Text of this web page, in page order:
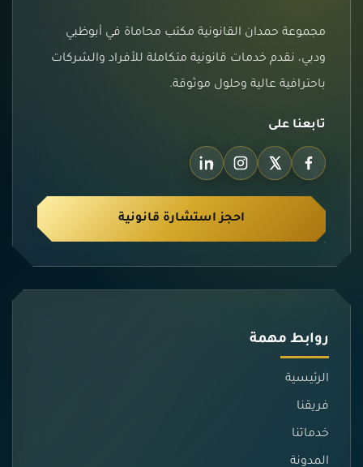
مجموعة حمدان القانونية مكتب محاماة في أبوظبي
ودبي، نقدم خدمات قانونية متكاملة للأفراد والشركات
باحترافية عالية وحلول موثوقة.
تابعنا على
احجز استشارة قانونية
روابط مهمة
الرئيسية
فريقنا
خدماتنا
المدونة